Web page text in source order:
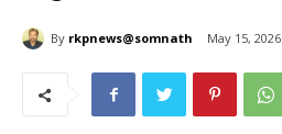
By rkpnews@somnath May 15, 2026